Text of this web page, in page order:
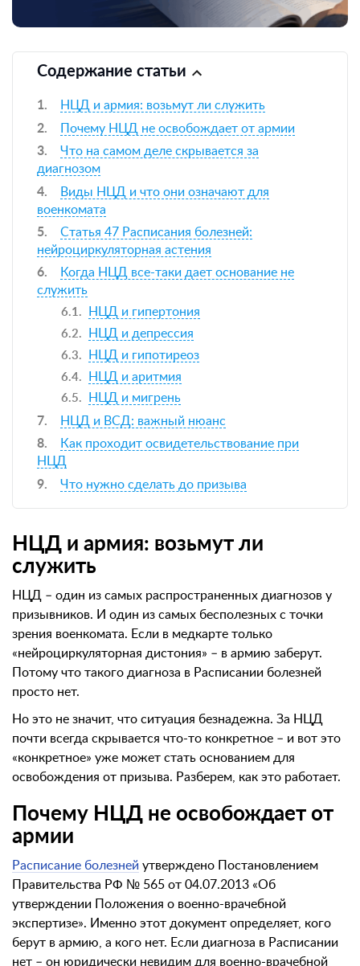
Содержание статьи
НЦД и армия: возьмут ли служить
Почему НЦД не освобождает от армии
Что на самом деле скрывается за
диагнозом
Виды НЦД и что они означают для
военкомата
Статья 47 Расписания болезней:
нейроциркуляторная астения
Когда НЦД все-таки дает основание не
служить
НЦД и гипертония
НЦД и депрессия
НЦД и гипотиреоз
НЦД и аритмия
НЦД и мигрень
НЦД и ВСД: важный нюанс
Как проходит освидетельствование при
НЦД
Что нужно сделать до призыва
НЦД и армия: возьмут ли
служить
НЦД – один из самых распространенных диагнозов у
призывников. И один из самых бесполезных с точки
зрения военкомата. Если в медкарте только
«нейроциркуляторная дистония» – в армию заберут.
Потому что такого диагноза в Расписании болезней
просто нет.
Но это не значит, что ситуация безнадежна. За НЦД
почти всегда скрывается что-то конкретное – и вот это
«конкретное» уже может стать основанием для
освобождения от призыва. Разберем, как это работает.
Почему НЦД не освобождает от
армии
Расписание болезней утверждено Постановлением
Правительства РФ № 565 от 04.07.2013 «Об
утверждении Положения о военно-врачебной
экспертизе». Именно этот документ определяет, кого
берут в армию, а кого нет. Если диагноза в Расписании
нет – он юридически невидим для военно-врачебной